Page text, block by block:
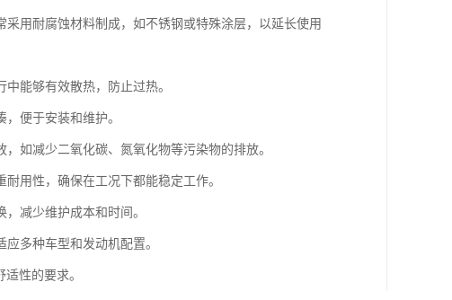
用耐腐蚀材料制成，如不锈钢或特殊涂层，以延长使用
能够有效散热，防止过热。
便于安装和维护。
如减少二氧化碳、氮氧化物等污染物的排放。
用性，确保在工况下都能稳定工作。
减少维护成本和时间。
多种车型和发动机配置。
性的要求。